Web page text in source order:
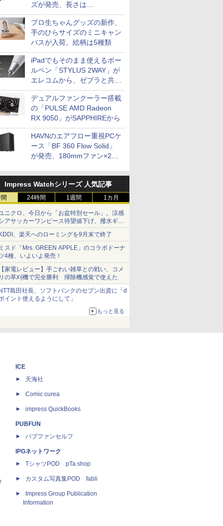
ズが発売、長さは
30cm/50cm/1mの3種類
プロ生ちゃんグッズの新作、
手のひらサイズのミニキャン
バスが入荷。絵柄は5種類
iPadでもそのまま使えるボー
ルペン「STYLUS 2WAY」が
エレコムから、ゼブラと共同
開発
デュアルファンクーラー搭載
の「PULSE AMD Radeon
RX 9050」がSAPPHIREから
HAVNのエアフロー重視PCケ
ース「BF 360 Flow Solid」
が発売、180mmファン×2搭
Impress Watchシリーズ 人気記事
24時間 1週間 1カ月
ニクロ、今日から「お盆特別セール」。涼感
アサッカーワンピース待望値下げ、撥水ギア
ョーツは1990円に
、楽天へのローミングを9月末で終了
スド「Mrs. GREEN APPLE」のコラボドーナ
4種、いよいよ発売！
家電レビュー】手ごわい雑草との戦い、コメ
の草刈機で完全勝利 掃除機感覚で使えた
島田社長、ソフトバンクのセブン出資に「d
イント使えるようにして」
もっと見る
ICE
天海社
Comic curea
impress QuickBooks
PUBFUN
パブファンセルフ
IPGネットワーク
TシャツPOD pTa.shop
カスタム写真集POD fabli
Impress Group Publication
Information